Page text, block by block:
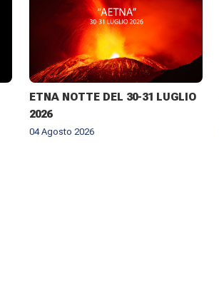
ETNA NOTTE DEL 30-31 LUGLIO
2026
04 Agosto 2026